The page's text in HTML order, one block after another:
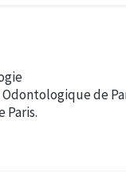
de
Paris.